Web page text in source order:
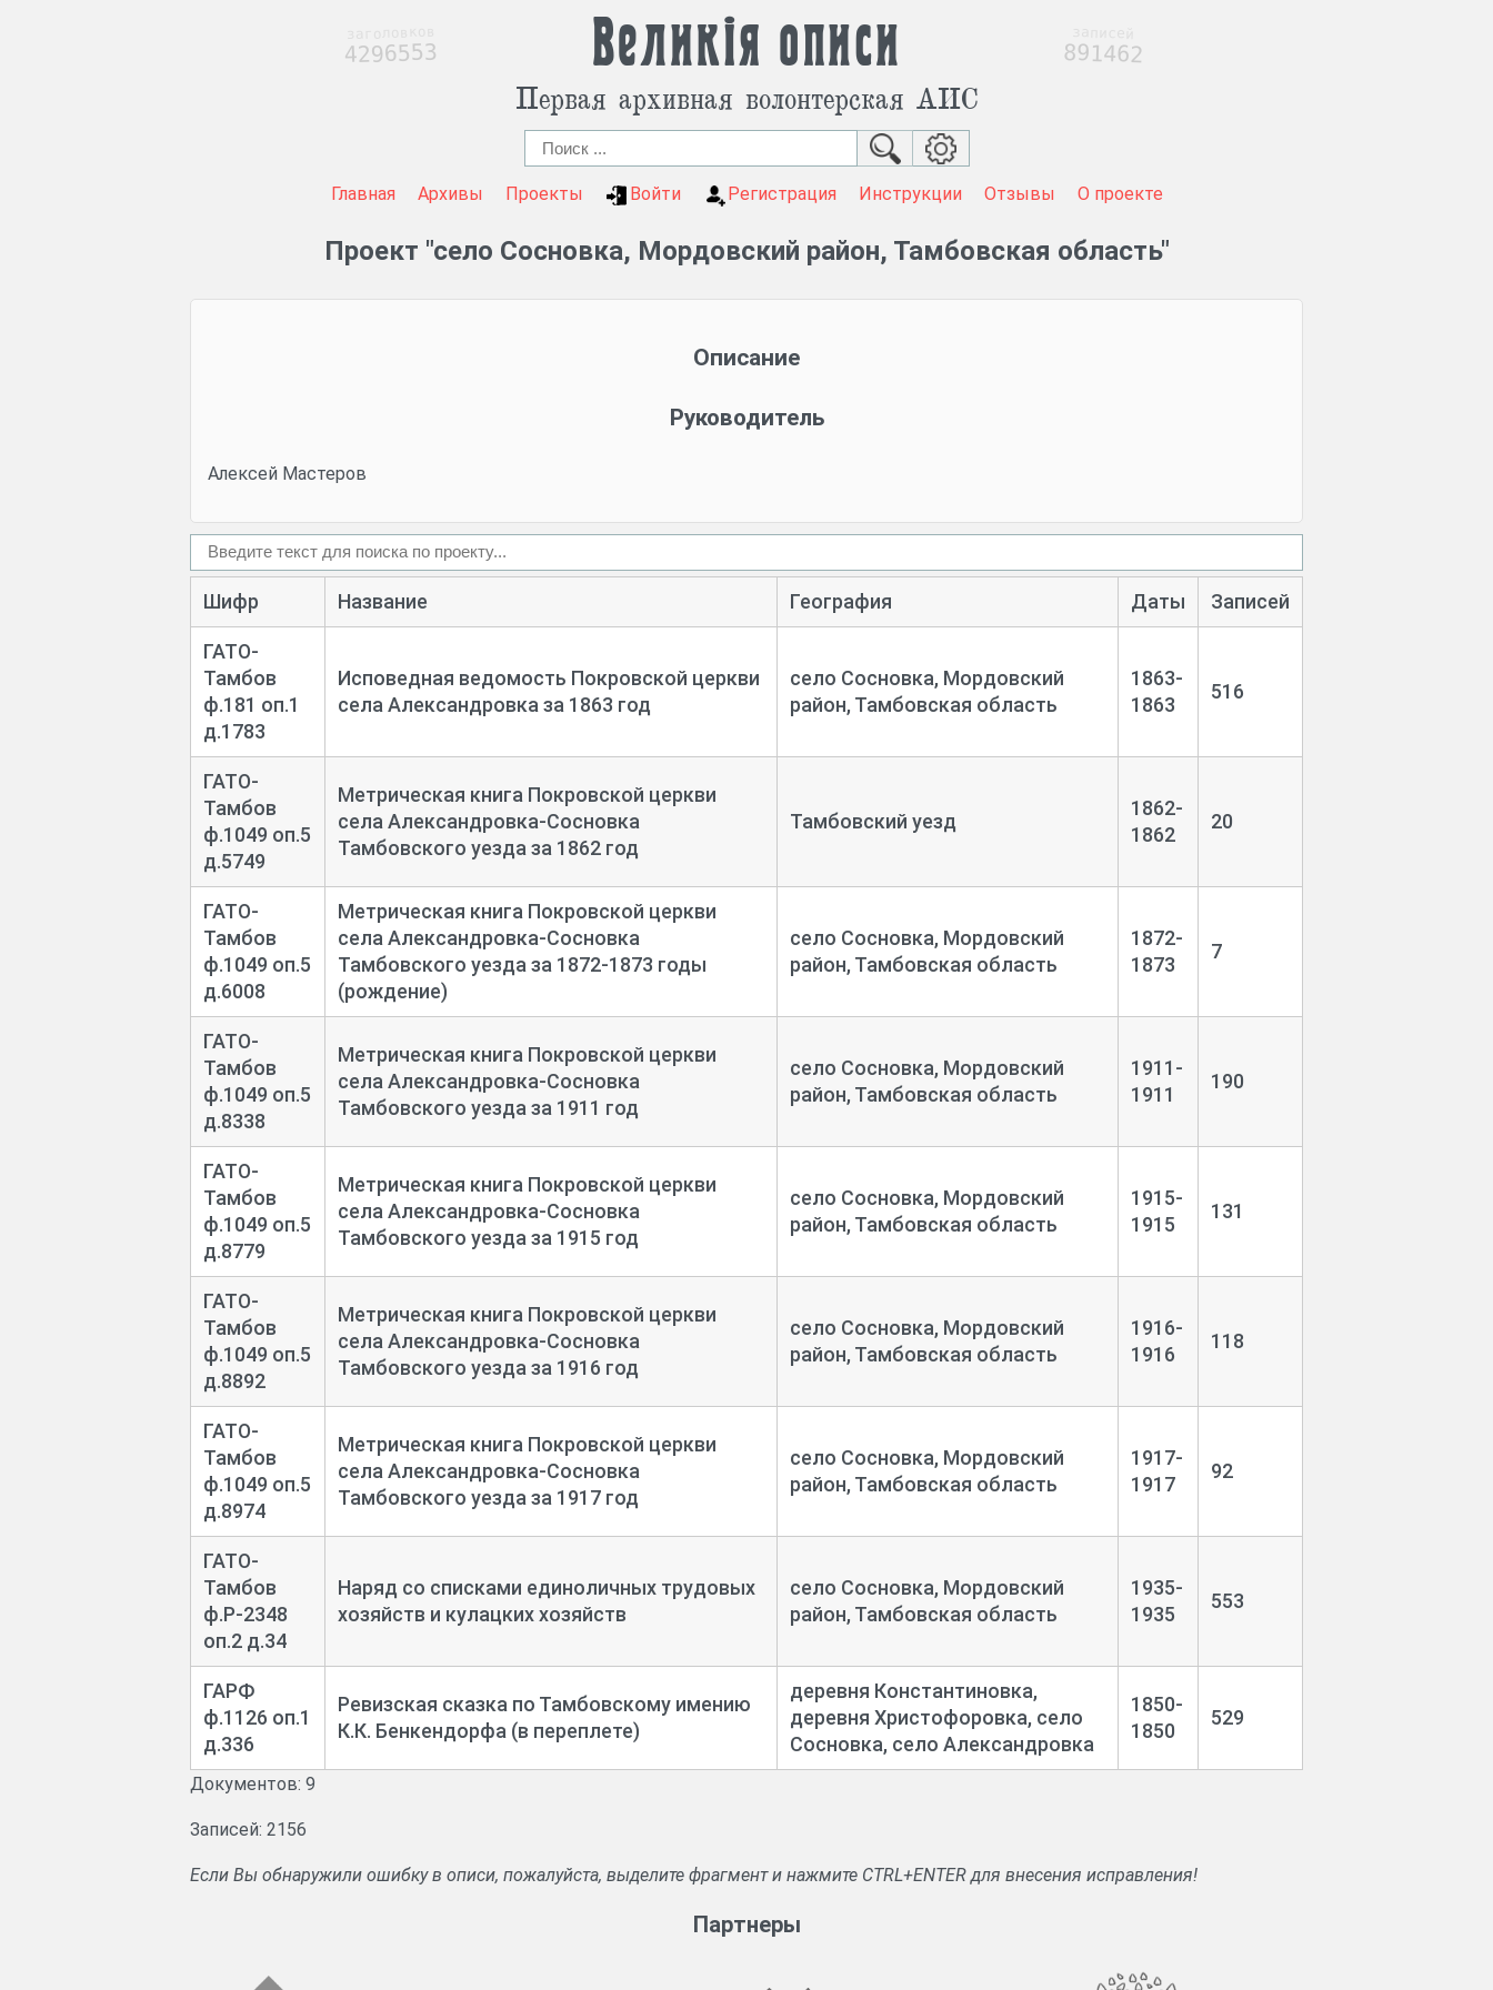
Великія описи
Первая архивная волонтерская АИС
Главная Архивы Проекты Войти Регистрация Инструкции Отзывы О проекте
Проект "село Сосновка, Мордовский район, Тамбовская область"
Описание
Руководитель
Алексей Мастеров
Шифр Название География Даты Записей
ГАТО-
Тамбов
ф.181 оп.1
д.1783
Исповедная ведомость Покровской церкви
села Александровка за 1863 год
село Сосновка, Мордовский
район, Тамбовская область
1863-
1863
516
ГАТО-
Тамбов
ф.1049 оп.5
д.5749
Метрическая книга Покровской церкви
села Александровка-Сосновка
Тамбовского уезда за 1862 год
Тамбовский уезд
1862-
1862
20
ГАТО-
Тамбов
ф.1049 оп.5
д.6008
Метрическая книга Покровской церкви
села Александровка-Сосновка
Тамбовского уезда за 1872-1873 годы
(рождение)
село Сосновка, Мордовский
район, Тамбовская область
1872-
1873
7
ГАТО-
Тамбов
ф.1049 оп.5
д.8338
Метрическая книга Покровской церкви
села Александровка-Сосновка
Тамбовского уезда за 1911 год
село Сосновка, Мордовский
район, Тамбовская область
1911-
1911
190
ГАТО-
Тамбов
ф.1049 оп.5
д.8779
Метрическая книга Покровской церкви
села Александровка-Сосновка
Тамбовского уезда за 1915 год
село Сосновка, Мордовский
район, Тамбовская область
1915-
1915
131
ГАТО-
Тамбов
ф.1049 оп.5
д.8892
Метрическая книга Покровской церкви
села Александровка-Сосновка
Тамбовского уезда за 1916 год
село Сосновка, Мордовский
район, Тамбовская область
1916-
1916
118
ГАТО-
Тамбов
ф.1049 оп.5
д.8974
Метрическая книга Покровской церкви
села Александровка-Сосновка
Тамбовского уезда за 1917 год
село Сосновка, Мордовский
район, Тамбовская область
1917-
1917
92
ГАТО-
Тамбов
ф.Р-2348
оп.2 д.34
Наряд со списками единоличных трудовых
хозяйств и кулацких хозяйств
село Сосновка, Мордовский
район, Тамбовская область
1935-
1935
553
ГАРФ
ф.1126 оп.1
д.336
Ревизская сказка по Тамбовскому имению
К.К. Бенкендорфа (в переплете)
деревня Константиновка,
деревня Христофоровка, село
Сосновка, село Александровка
1850-
1850
529
Документов: 9
Записей: 2156
Если Вы обнаружили ошибку в описи, пожалуйста, выделите фрагмент и нажмите CTRL+ENTER для внесения исправления!
Партнеры
4296553 891462